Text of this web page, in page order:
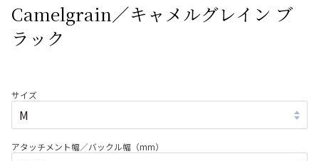
Camelgrain／キャメルグレイン ブ
ラック
サイズ
アタッチメント幅／バックル幅（mm）